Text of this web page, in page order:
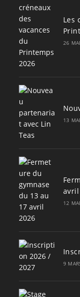
Les
26
13
avril
12
9